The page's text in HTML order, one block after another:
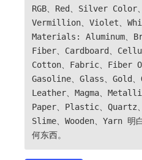
RGB、Red、Silver Color
Vermillion、Violet、
Materials: Aluminum、
Fiber、Cardboard、
Cotton、Fabric、Fiber
Gasoline、Glass、Gold、
Leather、Magma、
Paper、Plastic、Quartz
Slime、Wooden、Yarn 明
何东西。